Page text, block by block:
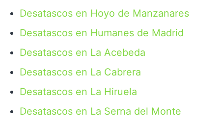
Desatascos en Hoyo de Manzanares
Desatascos en Humanes de Madrid
Desatascos en La Acebeda
Desatascos en La Cabrera
Desatascos en La Hiruela
Desatascos en La Serna del Monte